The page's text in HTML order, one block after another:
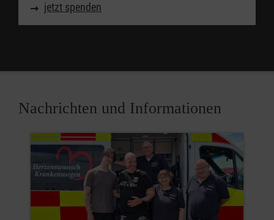
jetzt spenden
Nachrichten und Informationen